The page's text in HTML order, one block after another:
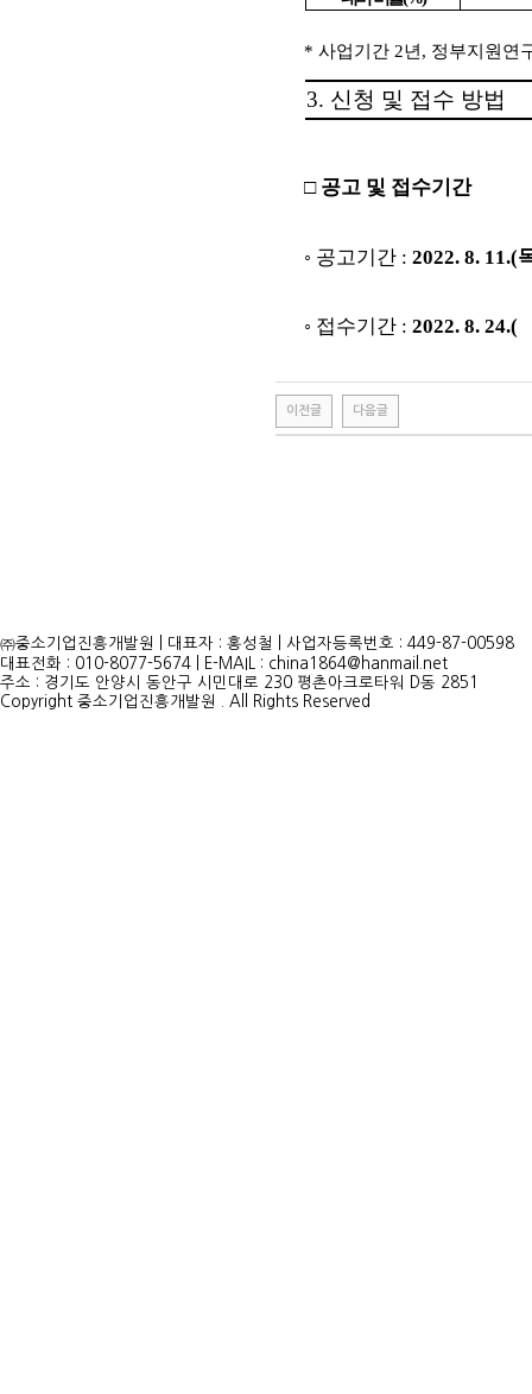
*사업기간 2년 , 정부지원연
3. 신청 및 접수 방법
□ 공고 및 접수기간
◦ 공고기간 :2022. 8. 11.(
◦ 접수기간 :2022. 8. 24.(
이전글 다음글
㈜중소기업진흥개발원 | 대표자 : 홍성철 | 사업자등록번호 : 449-87-00598
대표전화 : 010-8077-5674 | E-MAIL : china1864@hanmail.net
주소 : 경기도 안양시 동안구 시민대로 230 평촌아크로타워 D동 2851
Copyright 중소기업진흥개발원 . All Rights Reserved